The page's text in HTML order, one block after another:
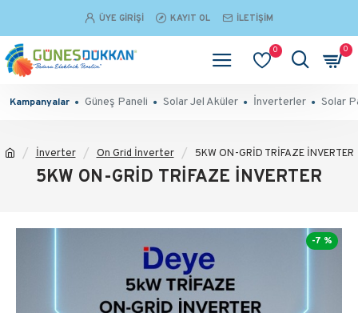
ÜYE GIRIŞI KAYIT OL İLETIŞIM
0 0
Kampanyalar Güneş Paneli Solar Jel Aküler İnverterler Solar
İnverter On Grid İnverter 5KW ON-GRİD TRİFAZE İNVERTER
5KW ON-GRİD TRİFAZE İNVERTER
-7 %